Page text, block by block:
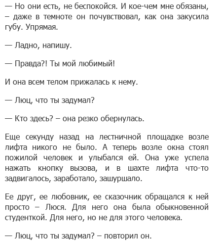
— Но они есть, не беспокойся. И кое-чем мне обязаны,
– даже в темноте он почувствовал, как она закусила
губу. Упрямая.
— Ладно, напишу.
— Правда?! Ты мой любимый!
И она всем телом прижалась к нему.
— Люц, что ты задумал?
— Кто здесь? – она резко обернулась.
Еще секунду назад на лестничной площадке возле
лифта никого не было. А теперь возле окна стоял
пожилой человек и улыбался ей. Она уже успела
нажать кнопку вызова, и в шахте лифта что-то
задвигалось, заработало, зашуршало.
Ее друг, ее любовник, ее сказочник обращался к ней
просто – Люся. Для него она была обыкновенной
студенткой. Для него, но не для этого человека.
— Люц, что ты задумал? – повторил он.